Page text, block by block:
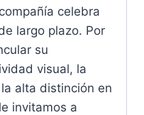
celebra
largo plazo. Por
su
visual, la
alta distinción en
invitamos a